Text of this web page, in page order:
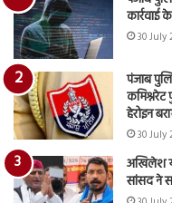
30 July
पंजाब
कमिश्नरेट
हेरोइन
30 July
अखिलेश
सांसद ने